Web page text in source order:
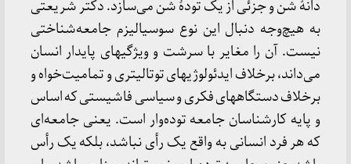
دانۀ شن و جزئی از یک تودۀ شن می‌سازد. دکتر شریعتی
به هیچ‌وجه دنبال این نوع سوسیالیزم جامعه‌شناختی
نیست. آن را مغایر با سرشت و ویژگیهای پایدار انسان
می‌داند، برخلاف ایدئولوژیهای توتالیتری و تمامیت‌خواه و
برخلاف دستگاههای فکری و سیاسی فاشیستی که اساس
و پایه کارشناسان جامعه توده‌وار است. یعنی جامعه‌ای
که هر فرد انسانی به واقع یک رأی نباشد، بلکه یک رأس